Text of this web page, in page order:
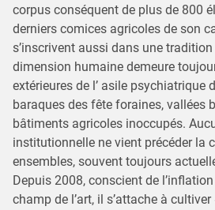
corpus conséquent de plus de 800
derniers comices agricoles de son
s’inscrivent aussi dans une
dimension humaine demeure
extérieures de l’ asile psychiatrique
baraques des fête foraines, vallées
bâtiments agricoles inoccupés.
institutionnelle ne vient précéder la
ensembles, souvent toujours
Depuis 2008, conscient de
champ de l’art, il s’attache à